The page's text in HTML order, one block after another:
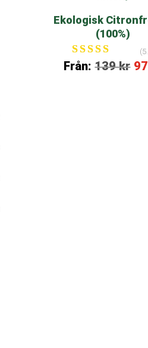
Ekologisk
(100%)
Betygsatt
Från:139kr 97